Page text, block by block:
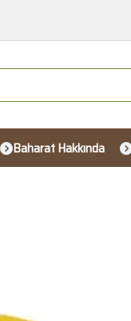
Baharat Hakkında